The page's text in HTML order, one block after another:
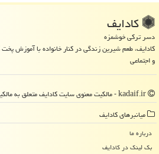
كادایف
دسر ترکی خوشمزه
کادایف، طعم شیرین زندگی در کنار خانواده با آموزش
و اجتماعی
میانبرهای كادایف
درباره ما
بک لینک در كادایف